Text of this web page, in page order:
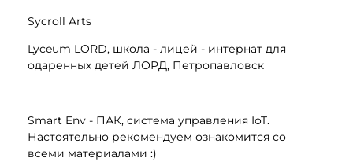
Sycroll Arts
Lyceum LORD, школа - лицей - интернат для
одаренных детей ЛОРД, Петропавловск
Smart Env - ПАК, система управления IoT.
Настоятельно рекомендуем ознакомится со
всеми материалами :)